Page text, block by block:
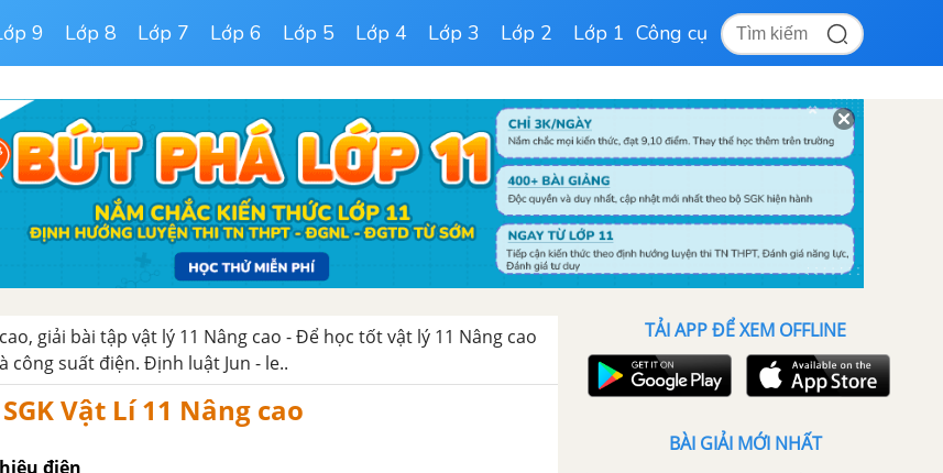
9 Lớp 8 Lớp 7 Lớp 6 Lớp 5 Lớp 4 Lớp 3 Lớp 2 Lớp 1 Công cụ
giải bài tập vật lý 11 Nâng cao - Để học tốt vật lý 11 Nâng cao
công suất điện. Định luật Jun - le..
Vật Lí 11 Nâng cao
điện
TẢI APP ĐỂ XEM OFFLINE
BÀI GIẢI MỚI NHẤT